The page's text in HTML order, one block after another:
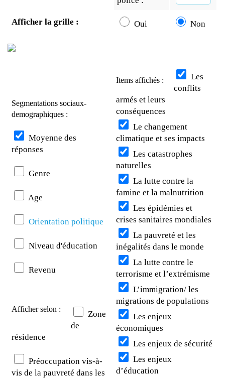
Afficher la grille : Oui Non
Segmentations sociaux-
demographiques :
Moyenne des
réponses
Genre
Age
Orientation politique
Niveau d'éducation
Revenu
Afficher selon :
Zone
de
résidence
Préoccupation vis-à-
vis de la pauvreté dans les
Items affichés :
Les
conflits
armés et leurs
conséquences
Le changement
climatique et ses impacts
Les catastrophes
naturelles
La lutte contre la
famine et la malnutrition
Les épidémies et
crises sanitaires mondiales
La pauvreté et les
inégalités dans le monde
La lutte contre le
terrorisme et l’extrémisme
L’immigration/ les
migrations de populations
Les enjeux
économiques
Les enjeux de sécurité
Les enjeux
d’éducation